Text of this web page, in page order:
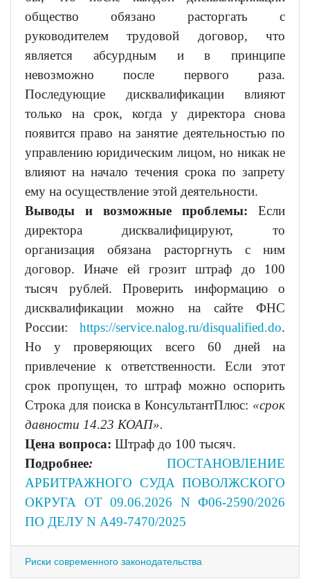
общество обязано расторгать с
руководителем трудовой договор, что
является абсурдным и в принципе
невозможно после первого раза.
Последующие дисквалификации влияют
только на срок, когда у директора снова
появится право на занятие деятельностью по
управлению юридическим лицом, но никак не
влияют на начало течения срока по запрету
ему на осуществление этой деятельности.
Выводы и возможные проблемы: Если
директора дисквалифицируют, то
организация обязана расторгнуть с ним
договор. Иначе ей грозит штраф до 100
тысяч рублей. Проверить информацию о
дисквалификации можно на сайте ФНС
России: https://service.nalog.ru/disqualified.do.
Но у проверяющих всего 60 дней на
привлечение к ответственности. Если этот
срок пропущен, то штраф можно оспорить
Строка для поиска в КонсультантПлюс: «срок
давности 14.23 КОАП».
Цена вопроса: Штраф до 100 тысяч.
Подробнее: ПОСТАНОВЛЕНИЕ
АРБИТРАЖНОГО СУДА ПОВОЛЖСКОГО
ОКРУГА ОТ 09.06.2026 N Ф06-2590/2026
ПО ДЕЛУ N А49-7470/2025
Риски современного законодательства